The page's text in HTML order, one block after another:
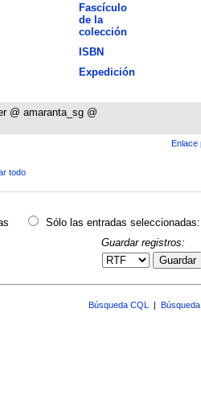
Fascículo
de la
colección
ISBN
Expedición
@ amaranta_sg @
Enlace
todo
Sólo las entradas seleccionadas:
Guardar registros:
Guardar
Búsqueda CQL